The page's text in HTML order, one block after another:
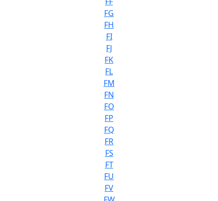
FG
FH
FI
FJ
FK
FL
FM
FN
FO
FP
FQ
FR
FS
FT
FU
FV